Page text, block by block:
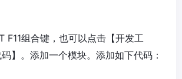
F11组合键，也可以点击【开发工
】。添加一个模块。添加如下代码：